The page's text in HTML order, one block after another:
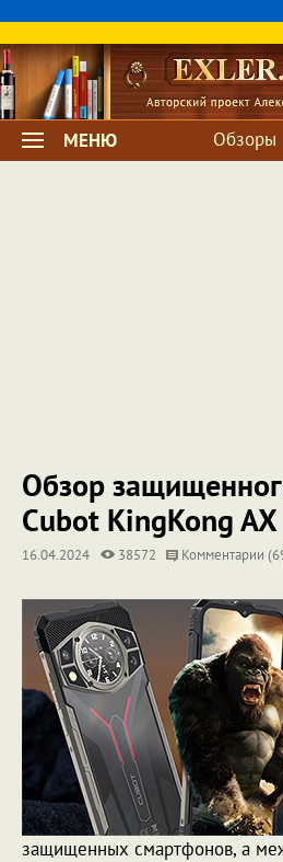
МЕНЮ Обзоры
Обзор
Cubot KingKong AX
16.04.2024 38572 Комментарии
защищенных смартфонов, а